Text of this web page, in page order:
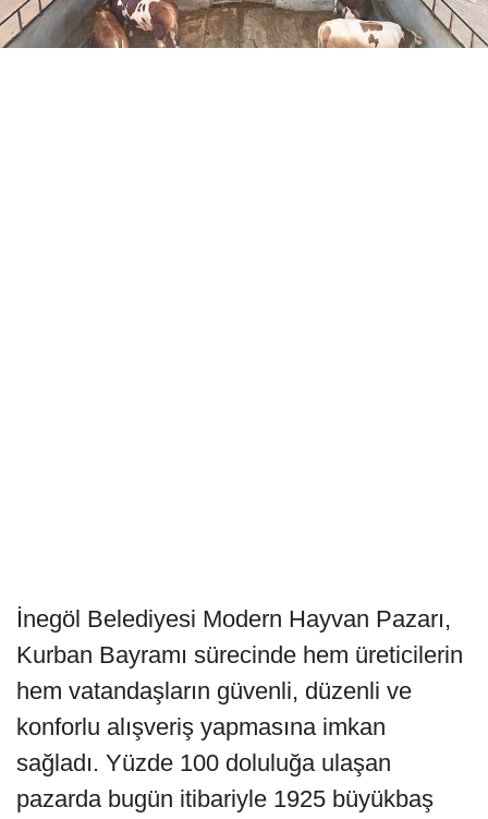
İnegöl Belediyesi Modern Hayvan Pazarı,
Kurban Bayramı sürecinde hem üreticilerin
hem vatandaşların güvenli, düzenli ve
konforlu alışveriş yapmasına imkan
sağladı. Yüzde 100 doluluğa ulaşan
pazarda bugün itibariyle 1925 büyükbaş